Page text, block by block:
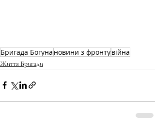
Бригада Богуна новини з фронтувійна
Життя Бригади